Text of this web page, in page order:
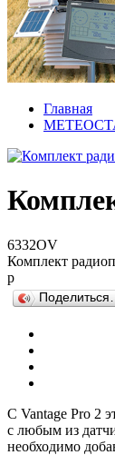
Главная
6332OV
Комплект
р
Поделиться…
С Vantage Pro 2
с любым из
необходимо